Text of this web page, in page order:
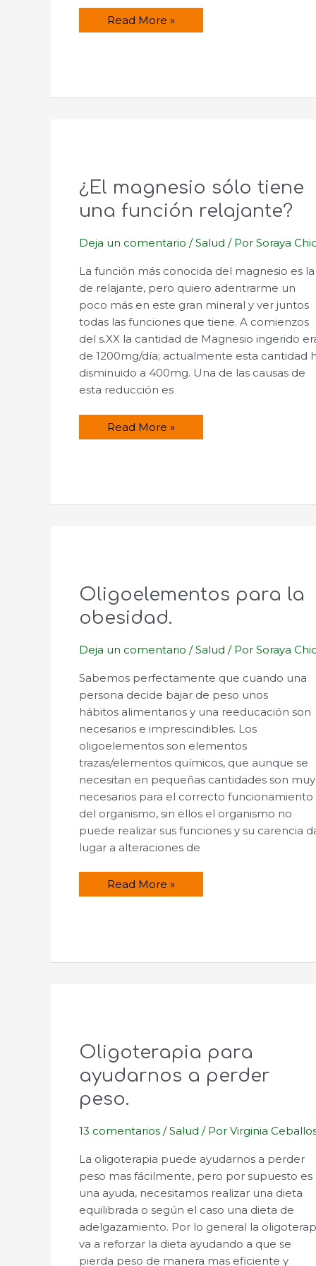
¿Para
qué
Read More »
¿El magnesio sólo tiene
una función relajante?
Deja un comentario /Salud / PorSoraya
La función más conocida del magnesio es la
de relajante, pero quiero adentrarme un
poco más en este gran mineral y ver juntos
todas las funciones que tiene. A comienzos
del s.XX la cantidad de Magnesio ingerido
de 1200mg/día; actualmente esta cantidad
disminuido a 400mg. Una de las causas de
esta reducción es
¿El
magnesio
Read More »
Oligoelementos para la
obesidad.
Deja un comentario /Salud / PorSoraya
Sabemos perfectamente que cuando una
persona decide bajar de peso unos
hábitos alimentarios y una reeducación son
necesarios e imprescindibles. Los
oligoelementos son elementos
trazas/elementos químicos, que aunque se
necesitan en pequeñas cantidades son muy
necesarios para el correcto funcionamiento
del organismo, sin ellos el organismo no
puede realizar sus funciones y su carencia
lugar a alteraciones de
Oligoelementos
para
Read More »
Oligoterapia para
ayudarnos a perder
peso.
13 comentarios /Salud / PorVirginia
La oligoterapia puede ayudarnos a perder
peso mas fácilmente, pero por supuesto es
una ayuda, necesitamos realizar una dieta
equilibrada o según el caso una dieta de
adelgazamiento. Por lo general la
va a reforzar la dieta ayudando a que se
pierda peso de manera mas eficiente y